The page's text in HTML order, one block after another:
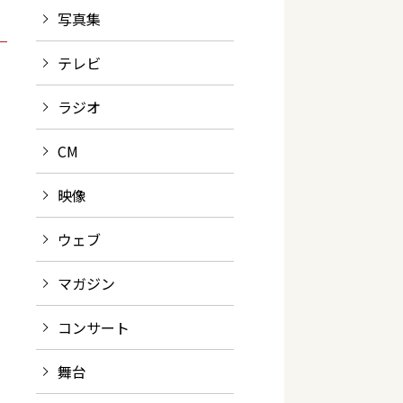
写真集
テレビ
ラジオ
CM
映像
ウェブ
マガジン
コンサート
舞台